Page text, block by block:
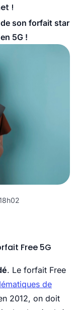
!
son forfait star
5G !
Free 5G
. Le forfait Free
de
2012, on doit